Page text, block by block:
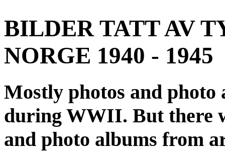
BILDER TATT AV
NORGE 1940 - 1945
Mostly photos and
during WWII. But there
and photo albums from